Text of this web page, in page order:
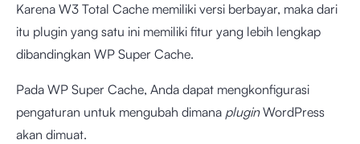
Karena W3 Total Cache memiliki versi berbayar, maka dari
itu plugin yang satu ini memiliki fitur yang lebih lengkap
dibandingkan WP Super Cache.
Pada WP Super Cache, Anda dapat mengkonfigurasi
pengaturan untuk mengubah dimana pluginWordPress
akan dimuat.